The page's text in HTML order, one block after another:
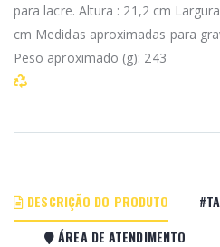
para lacre. Altura : 21,2 cm
cm Medidas aproximadas para
Peso aproximado (g): 243
DESCRIÇÃO DO PRODUTO
ÁREA DE ATENDIMENTO